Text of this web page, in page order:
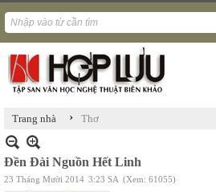
Trang nhà › Thơ
Đền Đài Nguồn Hết Linh
23 Tháng Mười 2014 3:23 SA (Xem: 61055)